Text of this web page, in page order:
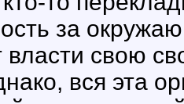
за
свою
вся эта